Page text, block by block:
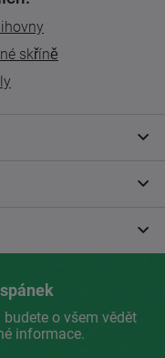
skříně
o všem vědět
informace.